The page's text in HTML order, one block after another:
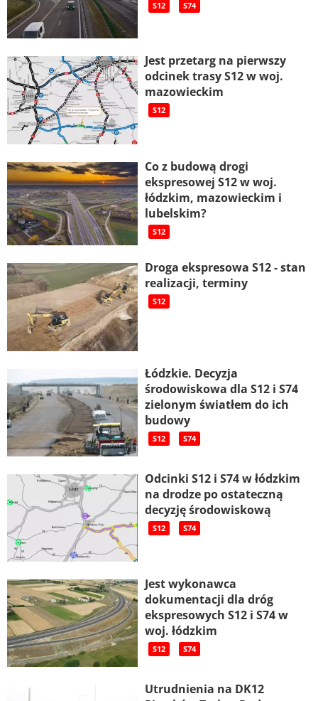
S12 S74
Jest przetarg na pierwszy
odcinek trasy S12 w woj.
mazowieckim
S12
Co z budową drogi
ekspresowej S12 w woj.
łódzkim, mazowieckim i
lubelskim?
S12
Droga ekspresowa S12 - stan
realizacji, terminy
S12
Łódzkie. Decyzja
środowiskowa dla S12 i S74
zielonym światłem do ich
budowy
S12 S74
Odcinki S12 i S74 w łódzkim
na drodze po ostateczną
decyzję środowiskową
S12 S74
Jest wykonawca
dokumentacji dla dróg
ekspresowych S12 i S74 w
woj. łódzkim
S12 S74
Utrudnienia na DK12